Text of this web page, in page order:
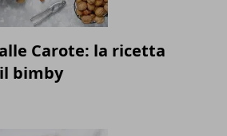
Carote: la ricetta
bimby